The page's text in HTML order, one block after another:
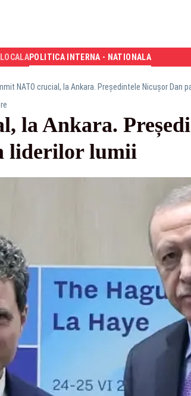
POLITICA INTERNA - NATIONALA
NATO crucial, la Ankara. Președintele Nicușor Dan
la Ankara.
liderilor lumii